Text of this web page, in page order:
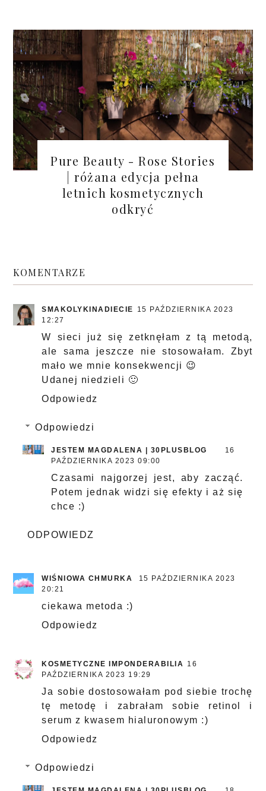
Pure Beauty - Rose Stories
| różana edycja pełna
letnich kosmetycznych
odkryć
KOMENTARZE
SMAKOLYKINADIECIE
15 PAŹDZIERNIKA 2023
12:27
W sieci już się zetknęłam z tą metodą,
ale sama jeszcze nie stosowałam. Zbyt
mało we mnie konsekwencji 😉
Udanej niedzieli 🙂
Odpowiedz
Odpowiedzi
JESTEM MAGDALENA | 30PLUSBLOG
16
PAŹDZIERNIKA 2023 09:00
Czasami najgorzej jest, aby zacząć.
Potem jednak widzi się efekty i aż się
chce :)
ODPOWIEDZ
WIŚNIOWA CHMURKA
15 PAŹDZIERNIKA 2023
20:21
ciekawa metoda :)
Odpowiedz
KOSMETYCZNE IMPONDERABILIA 16
PAŹDZIERNIKA 2023 19:29
Ja sobie dostosowałam pod siebie trochę
tę metodę i zabrałam sobie retinol i
serum z kwasem hialuronowym :)
Odpowiedz
Odpowiedzi